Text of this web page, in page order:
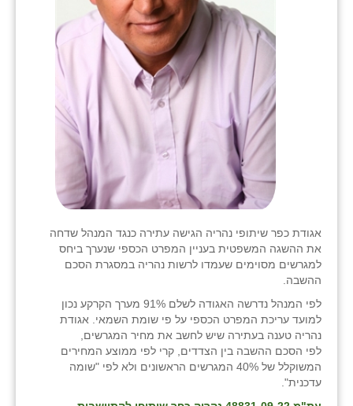
אגודת כפר שיתופי נהריה הגישה עתירה כנגד המנהל שדחה
את ההשגה המשפטית בעניין המפרט הכספי שנערך ביחס
למגרשים מסוימים שעמדו לרשות נהריה במסגרת הסכם
ההשבה.
לפי המנהל נדרשה האגודה לשלם 91% מערך הקרקע נכון
למועד עריכת המפרט הכספי על פי שומת השמאי. אגודת
נהריה טענה בעתירה שיש לחשב את מחיר המגרשים,
לפי הסכם ההשבה בין הצדדים, קרי לפי ממוצע המחירים
המשוקלל של 40% המגרשים הראשונים ולא לפי "שומה
עדכנית".